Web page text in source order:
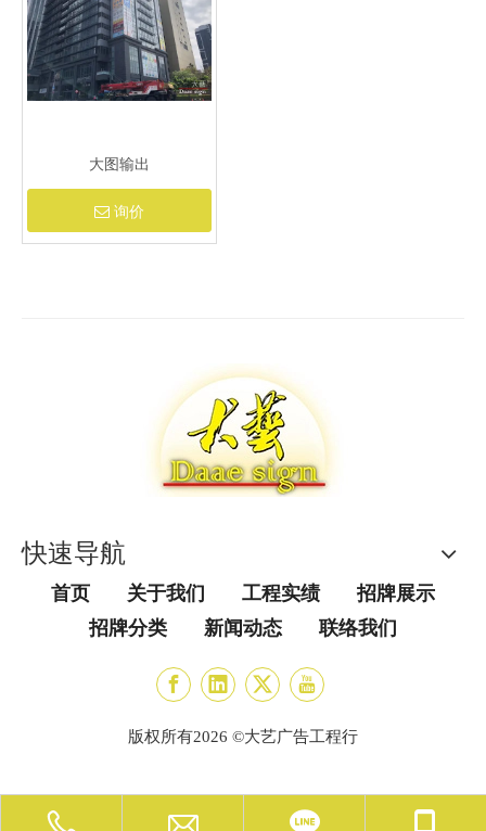
大图输出
询价
快速导航
首页 关于我们 工程实绩
招牌展示
招牌分类
新闻动态 联络我们
版权所有2026 ©大艺广告工程行